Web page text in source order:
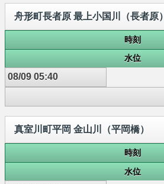
舟形町長者原 最上小国川（長者原）
時刻
水位
08/09 05:40
真室川町平岡 金山川（平岡橋）
時刻
水位